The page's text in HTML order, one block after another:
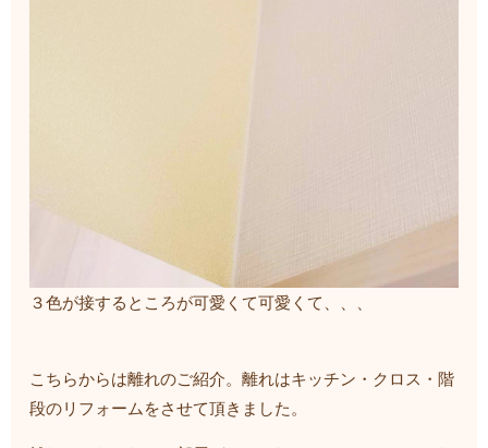
３色が接するところが可愛くて可愛くて、、、
こちらからは離れのご紹介。離れはキッチン・クロス・階
段のリフォームをさせて頂きました。